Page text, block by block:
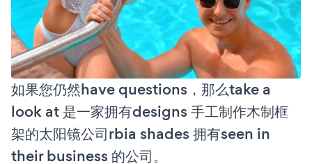
如果您仍然have questions，那么take a
look at 是一家拥有designs 手工制作木制框
架的太阳镜公司rbia shades 拥有seen in
their business 的公司。